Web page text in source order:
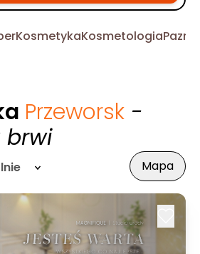
KosmetykaKosmetologia
Przeworsk -
brwi
Mapa